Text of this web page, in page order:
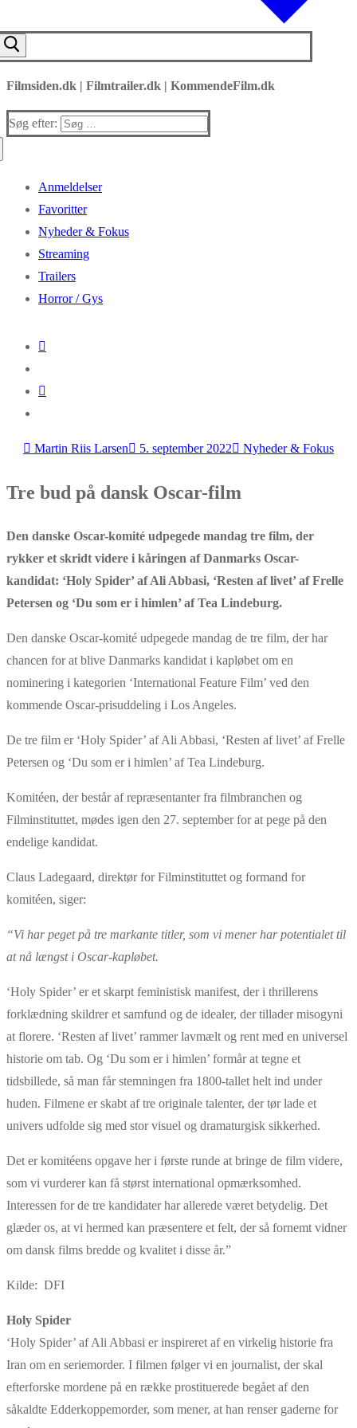
Filmsiden.dk | Filmtrailer.dk | KommendeFilm.dk
Søg efter:
Anmeldelser
Favoritter
Nyheder & Fokus
Streaming
Trailers
Horror / Gys
Martin Riis Larsen 5. september 2022 Nyheder & Fokus
Tre bud på dansk Oscar-film
Den danske Oscar-komité udpegede mandag tre film, der
rykker et skridt videre i kåringen af Danmarks Oscar-
kandidat: ‘Holy Spider’ af Ali Abbasi, ‘Resten af livet’ af Frelle
Petersen og ‘Du som er i himlen’ af Tea Lindeburg.
Den danske Oscar-komité udpegede mandag de tre film, der har
chancen for at blive Danmarks kandidat i kapløbet om en
nominering i kategorien ‘International Feature Film’ ved den
kommende Oscar-prisuddeling i Los Angeles.
De tre film er ‘Holy Spider’ af Ali Abbasi, ‘Resten af livet’ af Frelle
Petersen og ‘Du som er i himlen’ af Tea Lindeburg.
Komitéen, der består af repræsentanter fra filmbranchen og
Filminstituttet, mødes igen den 27. september for at pege på den
endelige kandidat.
Claus Ladegaard, direktør for Filminstituttet og formand for
komitéen, siger:
“Vi har peget på tre markante titler, som vi mener har potentialet til
at nå længst i Oscar-kapløbet.
‘Holy Spider’ er et skarpt feministisk manifest, der i thrillerens
forklædning skildrer et samfund og de idealer, der tillader misogyni
at florere. ‘Resten af livet’ rammer lavmælt og rent med en universel
historie om tab. Og ‘Du som er i himlen’ formår at tegne et
tidsbillede, så man får stemningen fra 1800-tallet helt ind under
huden. Filmene er skabt af tre originale talenter, der tør lade et
univers udfolde sig med stor visuel og dramaturgisk sikkerhed.
Det er komitéens opgave her i første runde at bringe de film videre,
som vi vurderer kan få størst international opmærksomhed.
Interessen for de tre kandidater har allerede været betydelig. Det
glæder os, at vi hermed kan præsentere et felt, der så fornemt vidner
om dansk films bredde og kvalitet i disse år.”
Kilde: DFI
Holy Spider
‘Holy Spider’ af Ali Abbasi er inspireret af en virkelig historie fra
Iran om en seriemorder. I filmen følger vi en journalist, der skal
efterforske mordene på en række prostituerede begået af den
såkaldte Edderkoppemorder, som mener, at han renser gaderne for